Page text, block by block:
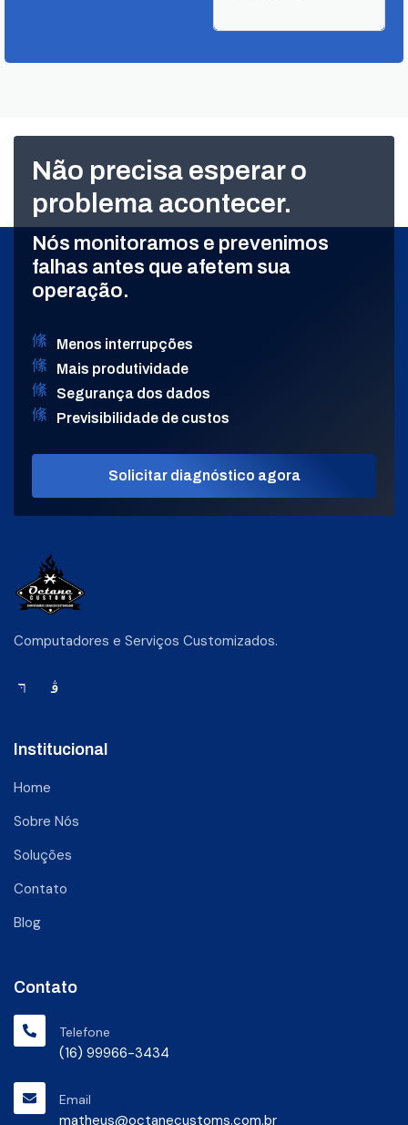
Não precisa esperar o
problema acontecer.
Nós monitoramos e prevenimos
falhas antes que afetem sua
operação.
Menos interrupções
Mais produtividade
Segurança dos dados
Previsibilidade de custos
Solicitar diagnóstico agora
Computadores e Serviços Customizados.
Institucional
Home
Sobre Nós
Soluções
Contato
Blog
Contato
Telefone
(16) 99966-3434
Email
matheus@octanecustoms.com.br